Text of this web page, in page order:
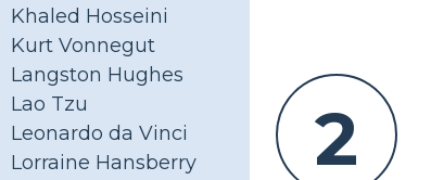
Khaled Hosseini
Kurt Vonnegut
Langston Hughes
Lao Tzu
Leonardo da Vinci
Lorraine Hansberry
2